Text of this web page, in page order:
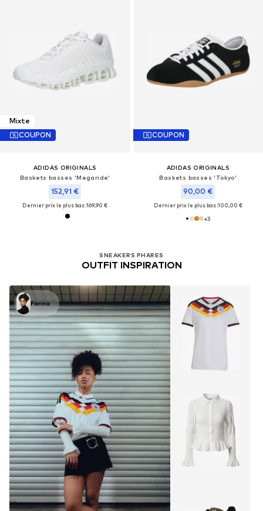
Mixte
COUPON
ADIDAS ORIGINALS
Baskets basses 'Megaride'
152,91 €
Dernier prix le plus bas :169,90 €
COUPON
ADIDAS ORIGINALS
Baskets basses 'Tokyo'
90,00 €
Dernier prix le plus bas :100,00 €
+3
SNEAKERS PHARES
OUTFIT INSPIRATION
Farina